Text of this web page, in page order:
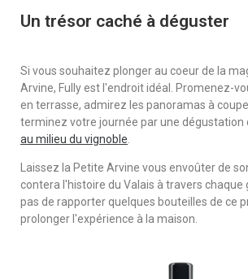
Un trésor caché à déguster
Si vous souhaitez plonger au coeur de la
Arvine, Fully est l'endroit idéal. Promenez-
en terrasse, admirez les panoramas à
terminez votre journée par une dégustation
au milieu du vignoble
Laissez la Petite Arvine vous envoûter de
contera l'histoire du Valais à travers chaque
pas de rapporter quelques bouteilles de ce
prolonger l'expérience à la maison.